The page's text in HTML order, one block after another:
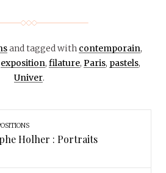
and tagged with contemporain,
exposition, filature, Paris, pastels,
Univer.
Holher : Portraits